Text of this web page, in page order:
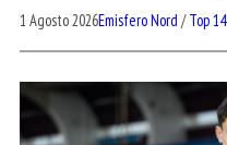
1 Agosto 2026Emisfero Nord /Top 14